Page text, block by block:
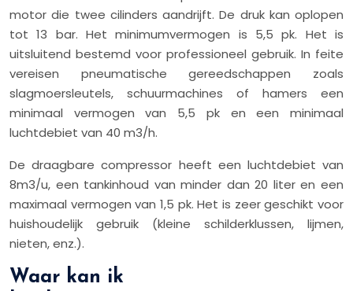
motor die twee cilinders aandrijft. De druk kan oplopen
tot 13 bar. Het minimumvermogen is 5,5 pk. Het is
uitsluitend bestemd voor professioneel gebruik. In feite
vereisen pneumatische gereedschappen zoals
slagmoersleutels, schuurmachines of hamers een
minimaal vermogen van 5,5 pk en een minimaal
luchtdebiet van 40 m3/h.
De draagbare compressor heeft een luchtdebiet van
8m3/u, een tankinhoud van minder dan 20 liter en een
maximaal vermogen van 1,5 pk. Het is zeer geschikt voor
huishoudelijk gebruik (kleine schilderklussen, lijmen,
nieten, enz.).
Waar kan ik